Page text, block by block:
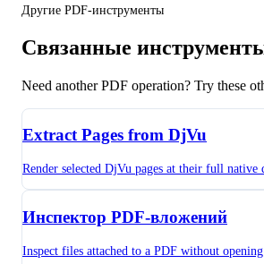
Другие PDF-инструменты
Связанные
Need another PDF operation? Try these
Extract Pages from DjVu
Render selected DjVu pages at their full native
Инспектор PDF-вложений
Inspect files attached to a PDF without opening